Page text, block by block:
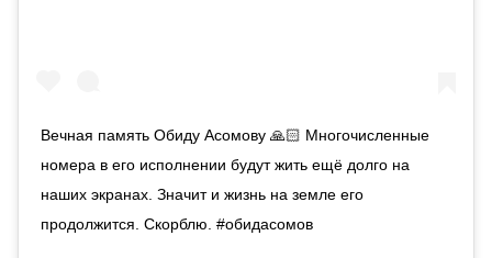
Вечная память Обиду Асомову 🙏🏻 Многочисленные
номера в его исполнении будут жить ещё долго на
наших экранах. Значит и жизнь на земле его
продолжится. Скорблю. #обидасомов